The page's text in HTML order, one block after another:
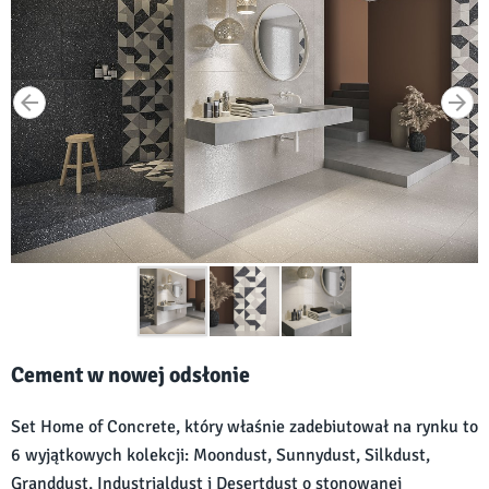
Cement w nowej odsłonie
Set Home of Concrete, który właśnie zadebiutował na rynku to
6 wyjątkowych kolekcji: Moondust, Sunnydust, Silkdust,
Granddust, Industrialdust i Desertdust o stonowanej